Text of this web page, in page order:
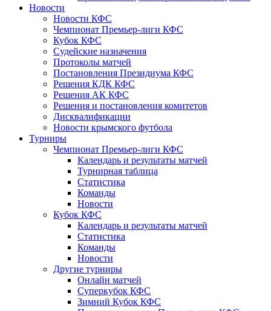
Новости
Новости КФС
Чемпионат Премьер-лиги КФС
Кубок КФС
Судейские назначения
Протоколы матчей
Постановления Президиума КФС
Решения КДК КФС
Решения АК КФС
Решения и постановления комитетов
Дисквалификации
Новости крымского футбола
Турниры
Чемпионат Премьер-лиги КФС
Календарь и результаты матчей
Турнирная таблица
Статистика
Команды
Новости
Кубок КФС
Календарь и результаты матчей
Статистика
Команды
Новости
Другие турниры
Онлайн матчей
Суперкубок КФС
Зимний Кубок КФС